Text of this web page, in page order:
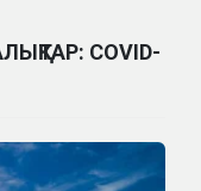
COVID-